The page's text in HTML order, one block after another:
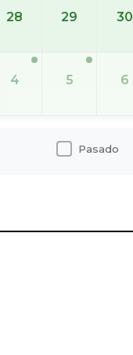
28 29 30
4 5 6
Pasado